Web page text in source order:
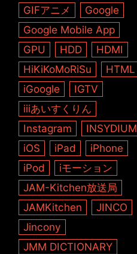
GIFアニメ
Google
Google Mobile App
GPU
HDD
HDMI
HiKiKoMoRiSu
HTML
iGoogle
IGTV
iiiあいすくりん
Instagram
INSYDIUM
iOS
iPad
iPhone
iPod
iモーション
JAM-Kitchen放送局
JAMKitchen
JINCO
Jincony
JMM DICTIONARY